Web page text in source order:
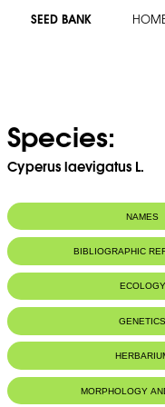
SEED BANK
Species:
Cyperus laevigatus L.
NAMES
BIBLIOGRAPHIC
ECOLOGY
Terrains
MORPHOLOGY